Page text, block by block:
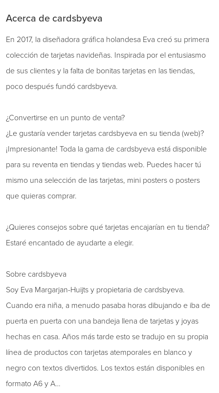
Acerca de cardsbyeva
En 2017, la diseñadora gráfica holandesa Eva creó su primera
colección de tarjetas navideñas. Inspirada por el entusiasmo
de sus clientes y la falta de bonitas tarjetas en las tiendas,
poco después fundó cardsbyeva.
¿Convertirse en un punto de venta?
¿Le gustaría vender tarjetas cardsbyeva en su tienda (web)?
¡Impresionante! Toda la gama de cardsbyeva está disponible
para su reventa en tiendas y tiendas web. Puedes hacer tú
mismo una selección de las tarjetas, mini posters o posters
que quieras comprar.
¿Quieres consejos sobre qué tarjetas encajarían en tu tienda?
Estaré encantado de ayudarte a elegir.
Sobre cardsbyeva
Soy Eva Margarjan-Huijts y propietaria de cardsbyeva.
Cuando era niña, a menudo pasaba horas dibujando e iba de
puerta en puerta con una bandeja llena de tarjetas y joyas
hechas en casa. Años más tarde esto se tradujo en su propia
línea de productos con tarjetas atemporales en blanco y
negro con textos divertidos. Los textos están disponibles en
formato A6 y A…